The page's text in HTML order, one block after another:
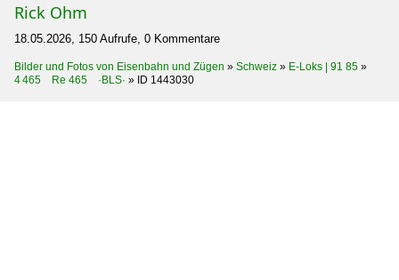
Rick Ohm
18.05.2026, 150 Aufrufe, 0 Kommentare
Bilder und Fotos von Eisenbahn und Zügen » Schweiz » E-Loks | 91 85 »
4 465 Re 465 ·BLS· » ID 1443030